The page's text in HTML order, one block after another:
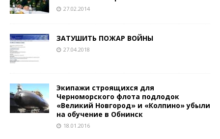
27.02.2014
ЗАТУШИТЬ ПОЖАР ВОЙНЫ
27.04.2018
Экипажи строящихся для
Черноморского флота подлодок
«Великий Новгород» и «Колпино» убыли
на обучение в Обнинск
18.01.2016